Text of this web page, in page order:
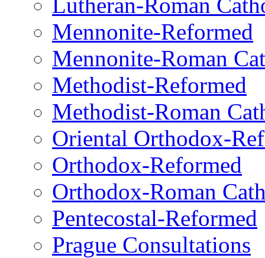
Mennonite-Reformed
Mennonite-Roman
Methodist-Reformed
Methodist-Roman
Oriental Orthodox-
Orthodox-Reformed
Orthodox-Roman
Pentecostal-Reformed
Prague Consultations